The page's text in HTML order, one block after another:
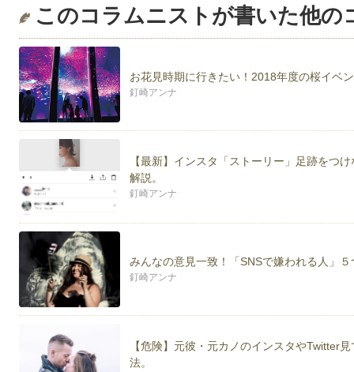
このコラムニストが書いた他の
お花見時期に行きたい！2018年度の桜イベ
釘崎アンナ
【最新】インスタ「ストーリー」足跡をつ
解説。
釘崎アンナ
みんなの意見一致！「SNSで嫌われる人」
釘崎アンナ
【危険】元彼・元カノのインスタやTwitter
法。